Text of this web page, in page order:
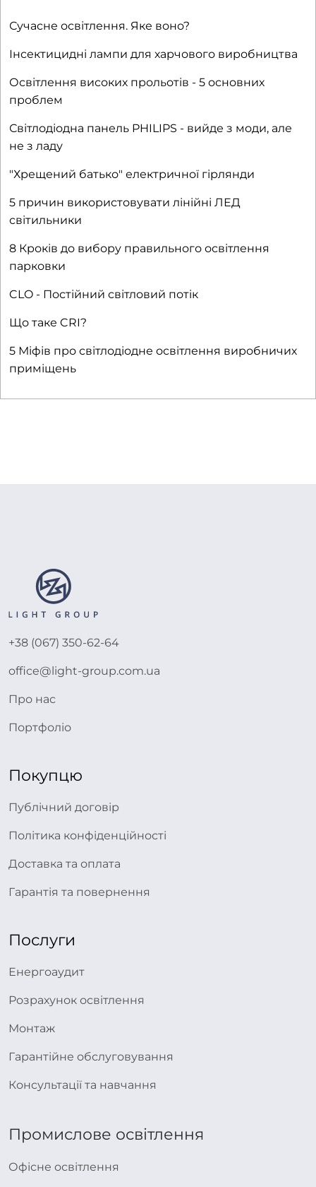
Сучасне освітлення. Яке воно?
Інсектицидні лампи для харчового виробництва
Освітлення високих прольотів - 5 основних
проблем
Світлодіодна панель PHILIPS - вийде з моди, але
не з ладу
"Хрещений батько" електричної гірлянди
5 причин використовувати лінійні ЛЕД
світильники
8 Кроків до вибору правильного освітлення
парковки
CLO - Постійний світловий потік
Що таке CRI?
5 Міфів про світлодіодне освітлення виробничих
приміщень
+38 (067) 350-62-64
office@light-group.com.ua
Про нас
Портфоліо
Покупцю
Публічний договір
Політика конфіденційності
Доставка та оплата
Гарантія та повернення
Послуги
Енергоаудит
Розрахунок освітлення
Монтаж
Гарантійне обслуговування
Консультації та навчання
Промислове освітлення
Офісне освітлення